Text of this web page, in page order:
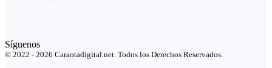
Síguenos
© 2022 - 2026 Caraotadigital.net. Todos los Derechos Reservados.